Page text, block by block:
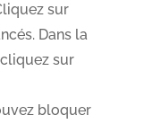
sur
Dans la
sur
bloquer